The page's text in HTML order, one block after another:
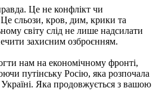
Це не конфлікт чи
сльози, кров, дим, крики та
світу слід не лише надсилати
захисним озброєнням.
нам на економічному фронті,
путінську Росію, яка розпочала
Яка продовжується з вашою